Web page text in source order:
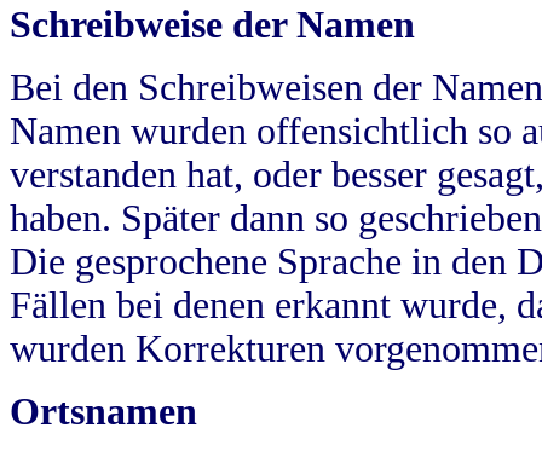
Schreibweise der Namen
Bei den Schreibweisen der
Namen wurden offensichtlich so
verstanden hat, oder besser
haben. Später dann so
Die gesprochene Sprache in
Fällen bei denen erkannt wurde,
wurden Korrekturen
Ortsnamen